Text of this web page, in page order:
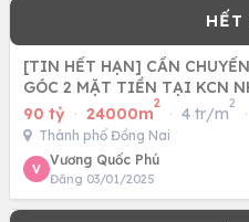
[TIN HẾT HẠN] CẦN
GÓC 2 MẶT TIỀN TẠI KCN
24.000 M2 CHỈ 90 TỶ
90 tỷ · 24000m
2
· 4 tr/m
2
·
Thành phố Đồng Nai
V
Vương Quốc Phú
Đăng 03/01/2025